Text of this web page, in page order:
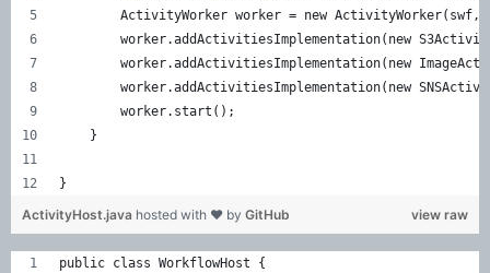
ActivityWorker worker = new ActivityWorker(swf,
worker.addActivitiesImplementation(new
worker.addActivitiesImplementation(new
worker.addActivitiesImplementation(new
        worker.start();
    }
}
view raw
ActivityHost.java hosted with ❤ by GitHub
public class WorkflowHost {